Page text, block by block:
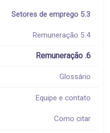
5.3 Setores de emprego
5.4 Remuneração
6. Remuneração
Glossário
Equipe e contato
Como citar